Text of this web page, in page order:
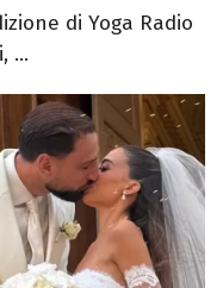
di Yoga Radio
...